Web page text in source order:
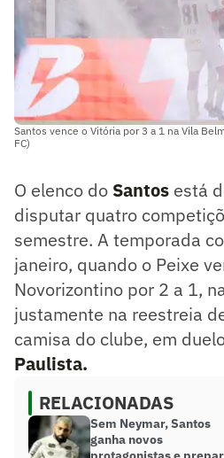
Santos vence o Vitória por 3 a 1 na Vila
FC)
O elenco do Santos está
disputar quatro
semestre. A temporada
janeiro, quando o Peixe
Novorizontino por 2 a 1,
justamente na reestreia
camisa do clube, em
Paulista.
RELACIONADAS
Sem Neymar, Santos
ganha novos